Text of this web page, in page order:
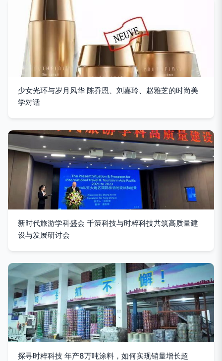
少女光环与岁月风华 陈乔恩、刘嘉玲、赵雅芝的时尚美
学对话
新时代旅游学科盛会 千策科技与时粹科技共筑高质量建
设与发展研讨会
探寻时粹科技 年产8万吨涂料，如何实现销量增长超